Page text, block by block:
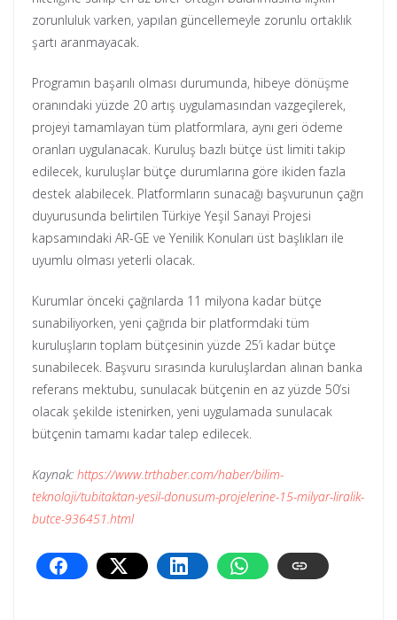
zorunluluk varken, yapılan güncellemeyle zorunlu ortaklık
şartı aranmayacak.
Programın başarılı olması durumunda, hibeye dönüşme
oranındaki yüzde 20 artış uygulamasından vazgeçilerek,
projeyi tamamlayan tüm platformlara, aynı geri ödeme
oranları uygulanacak. Kuruluş bazlı bütçe üst limiti takip
edilecek, kuruluşlar bütçe durumlarına göre ikiden fazla
destek alabilecek. Platformların sunacağı başvurunun çağrı
duyurusunda belirtilen Türkiye Yeşil Sanayi Projesi
kapsamındaki AR-GE ve Yenilik Konuları üst başlıkları ile
uyumlu olması yeterli olacak.
Kurumlar önceki çağrılarda 11 milyona kadar bütçe
sunabiliyorken, yeni çağrıda bir platformdaki tüm
kuruluşların toplam bütçesinin yüzde 25’i kadar bütçe
sunabilecek. Başvuru sırasında kuruluşlardan alınan banka
referans mektubu, sunulacak bütçenin en az yüzde 50’si
olacak şekilde istenirken, yeni uygulamada sunulacak
bütçenin tamamı kadar talep edilecek.
Kaynak: https://www.trthaber.com/haber/bilim-
teknoloji/tubitaktan-yesil-donusum-projelerine-15-milyar-liralik-
butce-936451.html